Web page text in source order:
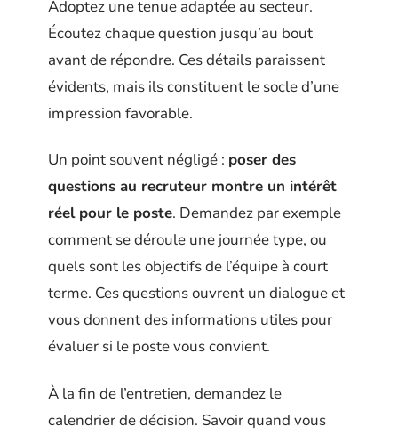
Adoptez une tenue adaptée au secteur.
Écoutez chaque question jusqu’au bout
avant de répondre. Ces détails paraissent
évidents, mais ils constituent le socle d’une
impression favorable.
Un point souvent négligé : poser des
questions au recruteur montre un intérêt
réel pour le poste. Demandez par exemple
comment se déroule une journée type, ou
quels sont les objectifs de l’équipe à court
terme. Ces questions ouvrent un dialogue et
vous donnent des informations utiles pour
évaluer si le poste vous convient.
À la fin de l’entretien, demandez le
calendrier de décision. Savoir quand vous